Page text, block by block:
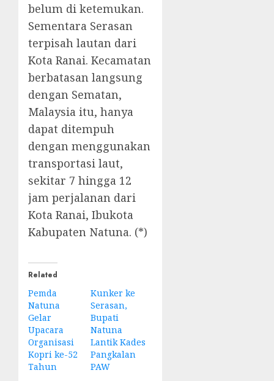
belum di ketemukan.
Sementara Serasan
terpisah lautan dari
Kota Ranai. Kecamatan
berbatasan langsung
dengan Sematan,
Malaysia itu, hanya
dapat ditempuh
dengan menggunakan
transportasi laut,
sekitar 7 hingga 12
jam perjalanan dari
Kota Ranai, Ibukota
Kabupaten Natuna. (*)
Related
Pemda
Natuna
Gelar
Upacara
Organisasi
Kopri ke-52
Tahun
Kunker ke
Serasan,
Bupati
Natuna
Lantik Kades
Pangkalan
PAW